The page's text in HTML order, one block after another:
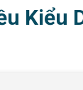
Kiểu